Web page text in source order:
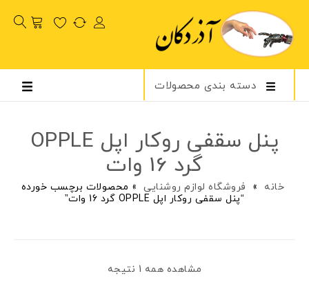
دسته بندی محصولات
پنل سقفی روکار اپل OPPLE
گرد 16 وات
خانه » فروشگاه لوازم روشنایی » محصولات برچسب خورده
“پنل سقفی روکار اپل OPPLE گرد 16 وات”
مشاهده همه 1 نتیجه